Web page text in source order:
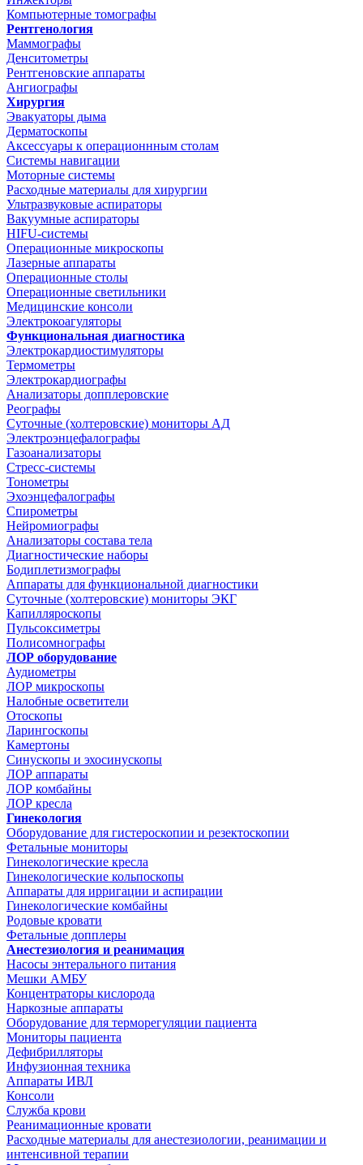
Компьютерные томографы
Рентгенология
Маммографы
Денситометры
Рентгеновские аппараты
Ангиографы
Хирургия
Эвакуаторы дыма
Дерматоскопы
Аксессуары к операционнным столам
Системы навигации
Моторные системы
Расходные материалы для хирургии
Ультразвуковые аспираторы
Вакуумные аспираторы
HIFU-системы
Операционные микроскопы
Лазерные аппараты
Операционные столы
Операционные светильники
Медицинские консоли
Электрокоагуляторы
Функциональная диагностика
Электрокардиостимуляторы
Термометры
Электрокардиографы
Анализаторы допплеровские
Реографы
Суточные (холтеровские) мониторы АД
Электроэнцефалографы
Газоанализаторы
Стресс-системы
Тонометры
Эхоэнцефалографы
Спирометры
Нейромиографы
Анализаторы состава тела
Диагностические наборы
Бодиплетизмографы
Аппараты для функциональной диагностики
Суточные (холтеровские) мониторы ЭКГ
Капилляроскопы
Пульсоксиметры
Полисомнографы
ЛОР оборудование
Аудиометры
ЛОР микроскопы
Налобные осветители
Отоскопы
Ларингоскопы
Камертоны
Синускопы и эхосинускопы
ЛОР аппараты
ЛОР комбайны
ЛОР кресла
Гинекология
Оборудование для гистероскопии и резектоскопии
Фетальные мониторы
Гинекологические кресла
Гинекологические кольпоскопы
Аппараты для ирригации и аспирации
Гинекологические комбайны
Родовые кровати
Фетальные допплеры
Анестезиология и реанимация
Насосы энтерального питания
Мешки АМБУ
Концентраторы кислорода
Наркозные аппараты
Оборудование для терморегуляции пациента
Мониторы пациента
Дефибрилляторы
Инфузионная техника
Аппараты ИВЛ
Консоли
Служба крови
Реанимационные кровати
Расходные материалы для анестезиологии, реанимации и
интенсивной терапии